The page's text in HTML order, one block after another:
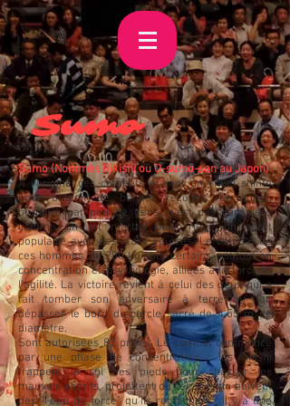
Sumo
Sumo (Nommés Rikishi ou O-sumo-san au Japon)
A l'origine ces combats étaient un rituel shinto
pour obtenir de bonnes récoltes. Le sumo,
pratiqué par peu de gens, n'est pas considéré
comme un art martial mais reste un sport
populaire avec des stars adulées. Le combat de
ces hommes, de 200 kg pour certains, est tout en
concentration et psychologie, alliées à la force et
l'agilité. La victoire revient à celui des deux qui a
fait tomber son adversaire à terre ou fait
dépasser le bord du cercle sacré de 4,55 m de
diamètre.
Sont autorisées 82 prises. Le combat commence
par une phase de concentration : les rikishi
frappent le sol des pieds pour chasser les
mauvais esprits, projettent du sel et enfin boivent
des "l'eau de force" qu'ils recrachent. Il y a une